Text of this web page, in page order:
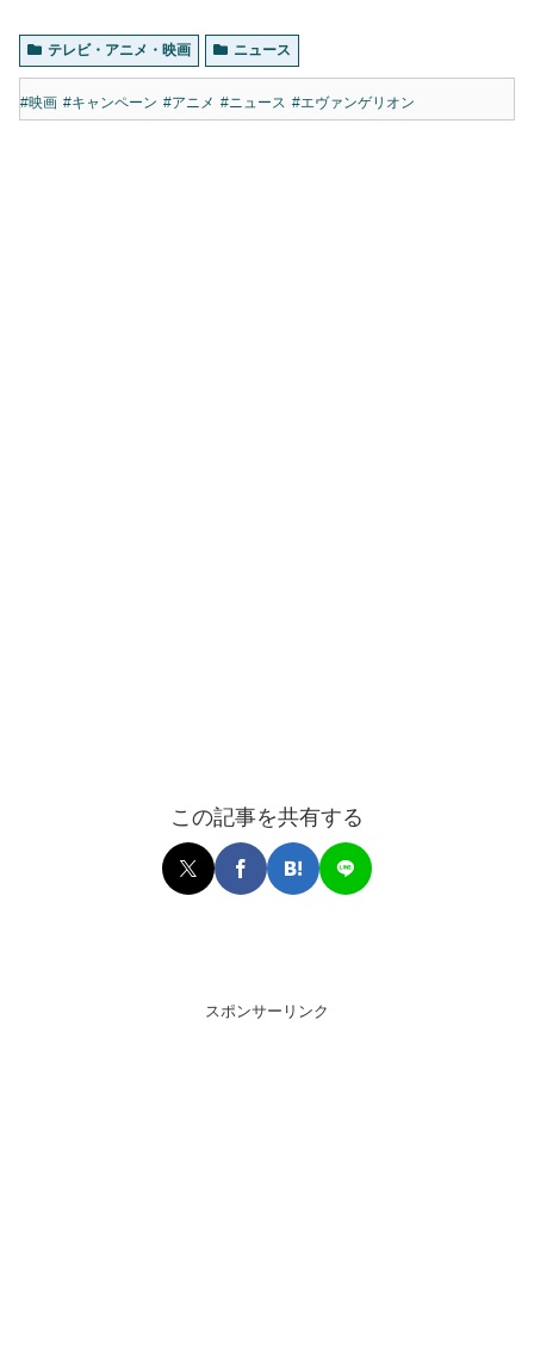
テレビ・アニメ・映画 ニュース
#映画 #キャンペーン #アニメ #ニュース #エヴァンゲリオン
この記事を共有する
スポンサーリンク